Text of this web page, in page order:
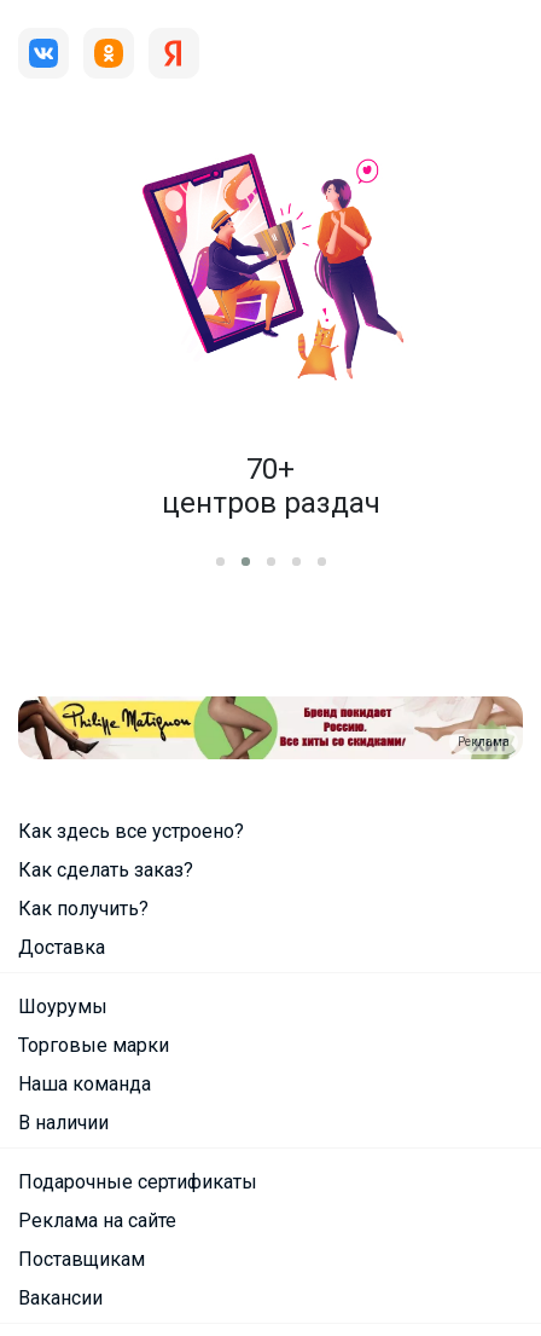
70+
центров раздач
Реклама
Как здесь все устроено?
Как сделать заказ?
Как получить?
Доставка
Шоурумы
Торговые марки
Наша команда
В наличии
Подарочные сертификаты
Реклама на сайте
Поставщикам
Вакансии